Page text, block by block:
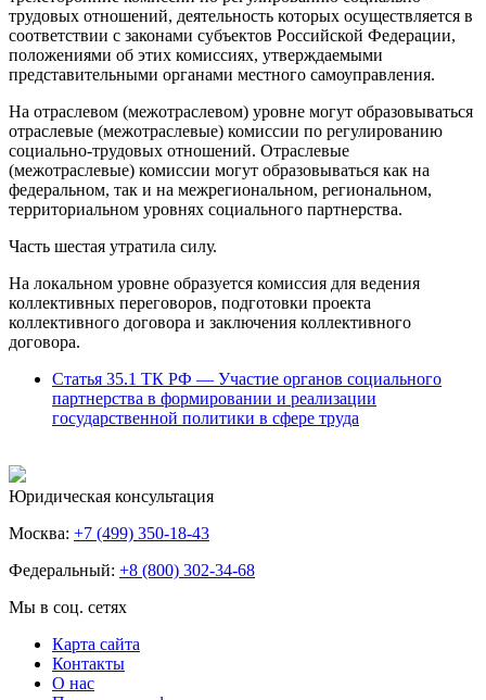
трудовых отношений, деятельность которых осуществляется в
соответствии с законами субъектов Российской Федерации,
положениями об этих комиссиях, утверждаемыми
представительными органами местного самоуправления.
На отраслевом (межотраслевом) уровне могут образовываться
отраслевые (межотраслевые) комиссии по регулированию
социально-трудовых отношений. Отраслевые
(межотраслевые) комиссии могут образовываться как на
федеральном, так и на межрегиональном, региональном,
территориальном уровнях социального партнерства.
Часть шестая утратила силу.
На локальном уровне образуется комиссия для ведения
коллективных переговоров, подготовки проекта
коллективного договора и заключения коллективного
договора.
Статья 35.1 ТК РФ — Участие органов социального
партнерства в формировании и реализации
государственной политики в сфере труда
Юридическая консультация
Москва: +7 (499) 350-18-43
Федеральный: +8 (800) 302-34-68
Мы в соц. сетях
Карта сайта
Контакты
О нас